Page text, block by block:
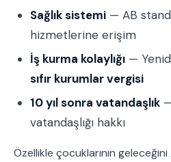
Sağlık sistemi — AB
hizmetlerine erişim
İş kurma kolaylığı —
sıfır kurumlar vergisi
10 yıl sonra vatandaşlık
vatandaşlığı hakkı
Özellikle çocuklarının